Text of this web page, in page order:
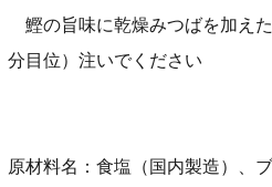
鰹の旨味に乾燥みつばを加え
分目位）注いでください
原材料名：食塩（国内製造）、